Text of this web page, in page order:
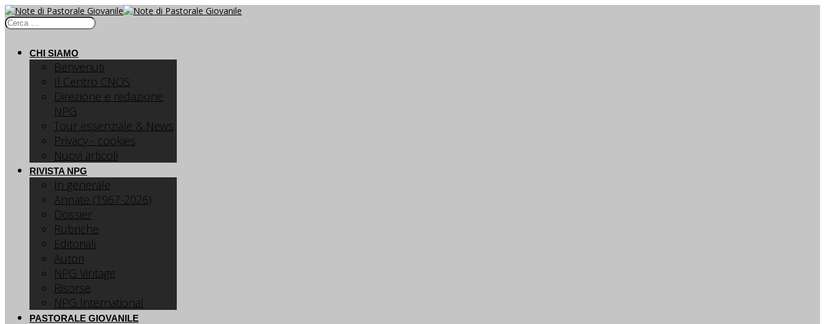
CHI SIAMO
Benvenuti
Il Centro CNOS
Direzione e redazione
NPG
Tour essenziale & News
Privacy - cookies
Nuovi articoli
RIVISTA NPG
In generale
Annate (1967-2026)
Dossier
Rubriche
Editoriali
Autori
NPG Vintage
Risorse
NPG International
PASTORALE GIOVANILE